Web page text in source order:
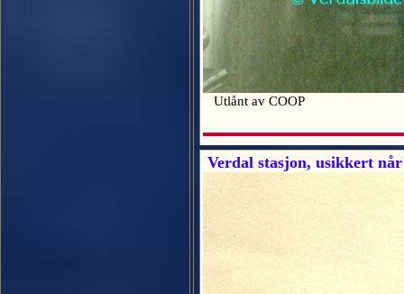
Utlånt av COOP
Verdal stasjon, usikkert når